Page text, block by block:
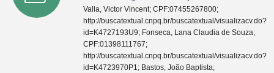
Valla, Victor Vincent; CPF:07455267800;
http://buscatextual.cnpq.br/buscatextual/visualizacv.do?
id=K4727193U9; Fonseca, Lana Claudia de Souza;
CPF:01398111767;
http://buscatextual.cnpq.br/buscatextual/visualizacv.do?
id=K4723970P1; Bastos, João Baptista;